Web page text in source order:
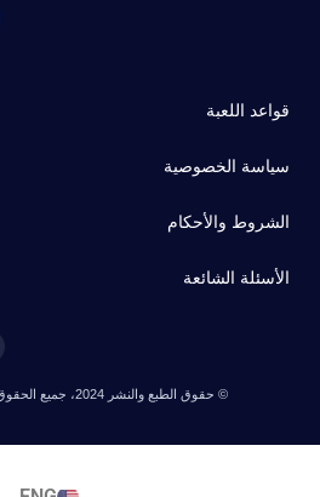
قواعد اللعبة
سياسة الخصوصية
الشروط والأحكام
الأسئلة الشائعة
© حقوق الطبع والنشر 2024، جميع الحقوق محفوظة لـ Fanzword